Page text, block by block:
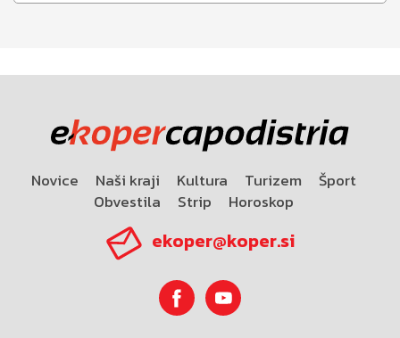
Novice Naši kraji Kultura Turizem
Šport
Obvestila
Strip Horoskop
ekoper@koper.si